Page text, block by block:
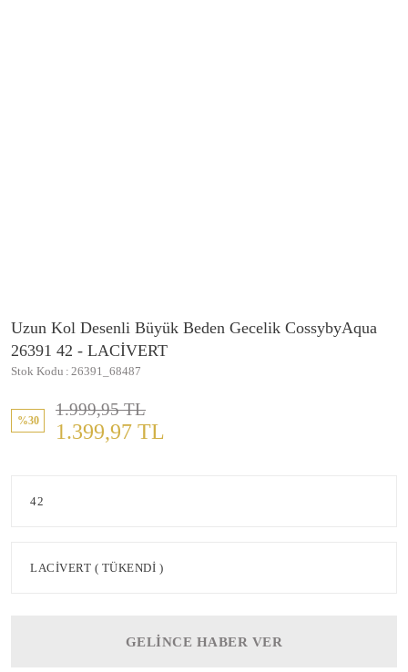
Uzun Kol Desenli Büyük Beden Gecelik CossybyAqua
26391 42 - LACİVERT
Stok Kodu 26391_68487
%30
1.999,95 TL
1.399,97 TL
GELİNCE HABER VER